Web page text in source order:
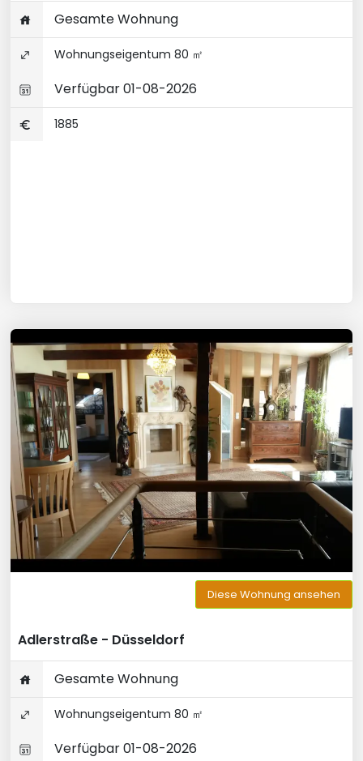
Gesamte Wohnung
Wohnungseigentum 80 ㎡
Verfügbar 01-08-2026
1885
Diese Wohnung ansehen
Adlerstraße - Düsseldorf
Gesamte Wohnung
Wohnungseigentum 80 ㎡
Verfügbar 01-08-2026